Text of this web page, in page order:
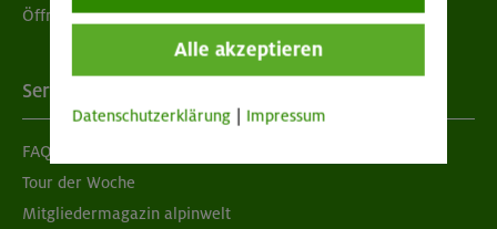
Öffnungszeiten
Services
FAQ
Tour der Woche
Mitgliedermagazin alpinwelt
Alle akzeptieren
Datenschutzerklärung Impressum